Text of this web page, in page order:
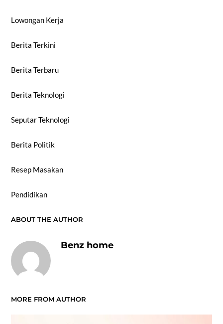
Lowongan Kerja
Berita Terkini
Berita Terbaru
Berita Teknologi
Seputar Teknologi
Berita Politik
Resep Masakan
Pendidikan
ABOUT THE AUTHOR
Benz home
MORE FROM AUTHOR